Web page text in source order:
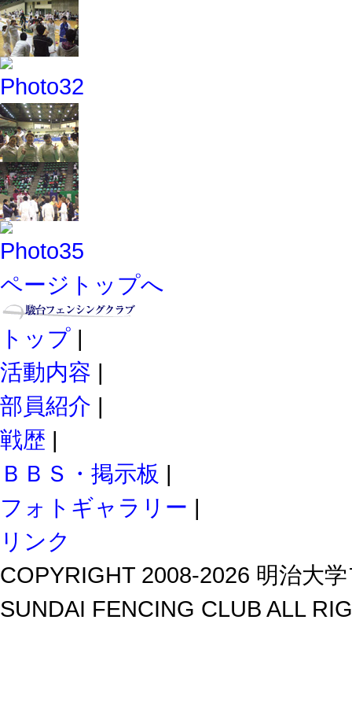
ページトップへ
トップ |
活動内容 |
部員紹介 |
戦歴 |
ＢＢＳ・掲示板 |
フォトギャラリー |
リンク
COPYRIGHT 2008-2026 明治大
SUNDAI FENCING CLUB ALL